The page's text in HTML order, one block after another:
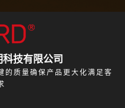
技有限公司
的质量确保产品更大化满足客